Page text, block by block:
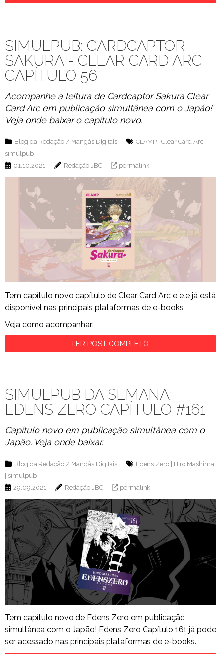
SIMULPUB: CARDCAPTOR
SAKURA - CLEAR CARD ARC
CAPÍTULO 56
Acompanhe a leitura de Cardcaptor Sakura Clear
Card Arc em publicação simultânea com o Japão!
Veja onde baixar o capítulo novo.
Blog da Redação / Mangás Digitais CLAMP Clear Card Arc
simulpub
01.10.2021
Redação JBC permalink
Tem capítulo novo capítulo de Clear Card Arc e ele já está
disponível nas principais plataformas de e-books.
Veja como acompanhar:
LER POST COMPLETO
SIMULPUB DA SEMANA:
EDENS ZERO CAPÍTULO #161
Capítulo novo em publicação simultânea com o
Japão. Veja onde baixar.
Blog da Redação / Mangás Digitais Edens Zero
Hiro Mashima
simulpub
29.09.2021
Redação JBC permalink
Tem capítulo novo de Edens Zero em publicação
simultânea com o Japão! Edens Zero Capítulo 161 já pode
ser acessado nas principais plataformas de e-books.